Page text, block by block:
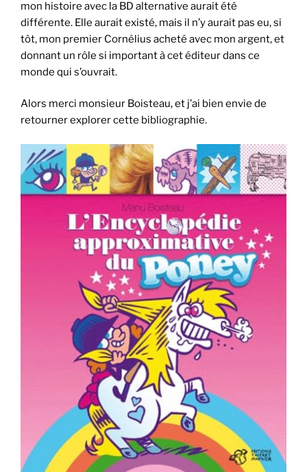
mon histoire avec la BD alternative aurait été
différente. Elle aurait existé, mais il n’y aurait pas eu, si
tôt, mon premier Cornélius acheté avec mon argent, et
donnant un rôle si important à cet éditeur dans ce
monde qui s’ouvrait.
Alors merci monsieur Boisteau, et j’ai bien envie de
retourner explorer cette bibliographie.